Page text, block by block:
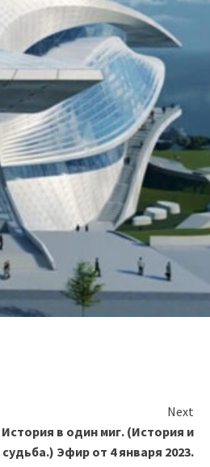
Next
в один миг. (История и
Эфир от 4 января 2023.